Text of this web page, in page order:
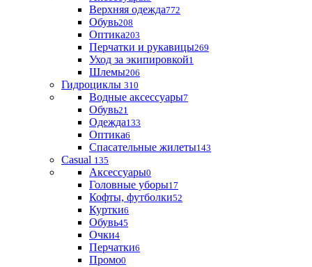
Верхняя одежда772
Обувь208
Оптика203
Перчатки и рукавицы269
Уход за экипировкой1
Шлемы206
Гидроциклы 310
Водные аксессуары7
Обувь21
Одежда133
Оптика6
Спасательные жилеты143
Casual 135
Аксессуары0
Головные уборы17
Кофты, футболки52
Куртки6
Обувь45
Очки4
Перчатки6
Промо0